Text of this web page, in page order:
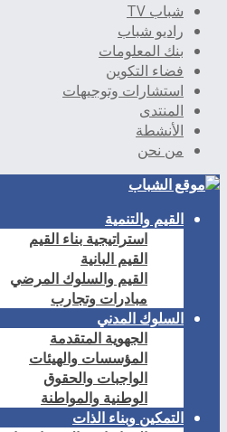
شباب TV
راديو شباب
بنك المعلومات
فضاء التكوين
استشارات وتوجيهات
المنتدى
الأنشطة
من نحن
القيم والتنمية
استراتيجية بناء القيم
القيم البانية
القيم والسلوك المرضي
مبادرات وتجارب
السلوك المدني
الجهوية المتقدمة
المؤسسات والهيئات
الواجبات والحقوق
الوطنية والمواطنة
التمكين وبناء الذات